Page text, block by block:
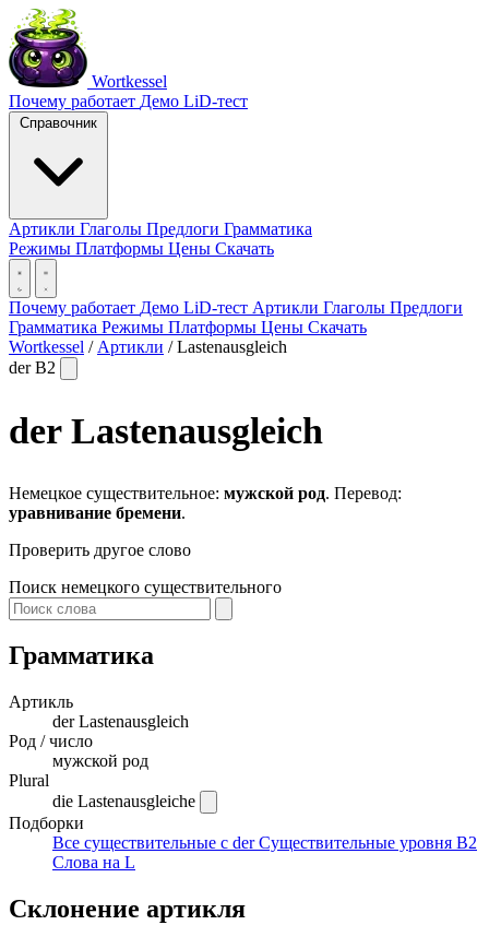
Wortkessel
Почему работает Демо LiD-тест
Справочник
Артикли Глаголы Предлоги Грамматика
Режимы Платформы Цены Скачать
Почему работает Демо LiD-тест Артикли Глаголы Предлоги
Грамматика Режимы Платформы Цены Скачать
Wortkessel / Артикли / Lastenausgleich
derB2
derLastenausgleich
Немецкое существительное: мужской род. Перевод:
уравнивание бремени.
Проверить другое слово
Поиск немецкого существительного
Грамматика
Артикль
derLastenausgleich
Род / число
мужской род
Plural
die Lastenausgleiche
Подборки
Все существительные с derСуществительные уровня B2
Слова на L
Склонение артикля